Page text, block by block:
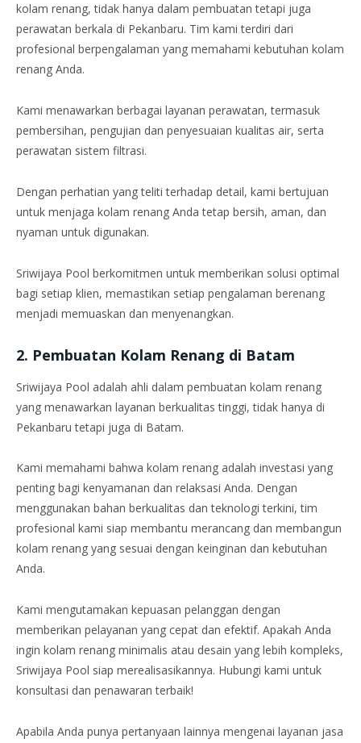
kolam renang, tidak hanya dalam pembuatan tetapi juga
perawatan berkala di Pekanbaru. Tim kami terdiri dari
profesional berpengalaman yang memahami kebutuhan kolam
renang Anda.
Kami menawarkan berbagai layanan perawatan, termasuk
pembersihan, pengujian dan penyesuaian kualitas air, serta
perawatan sistem filtrasi.
Dengan perhatian yang teliti terhadap detail, kami bertujuan
untuk menjaga kolam renang Anda tetap bersih, aman, dan
nyaman untuk digunakan.
Sriwijaya Pool berkomitmen untuk memberikan solusi optimal
bagi setiap klien, memastikan setiap pengalaman berenang
menjadi memuaskan dan menyenangkan.
2. Pembuatan Kolam Renang di Batam
Sriwijaya Pool adalah ahli dalam pembuatan kolam renang
yang menawarkan layanan berkualitas tinggi, tidak hanya di
Pekanbaru tetapi juga di Batam.
Kami memahami bahwa kolam renang adalah investasi yang
penting bagi kenyamanan dan relaksasi Anda. Dengan
menggunakan bahan berkualitas dan teknologi terkini, tim
profesional kami siap membantu merancang dan membangun
kolam renang yang sesuai dengan keinginan dan kebutuhan
Anda.
Kami mengutamakan kepuasan pelanggan dengan
memberikan pelayanan yang cepat dan efektif. Apakah Anda
ingin kolam renang minimalis atau desain yang lebih kompleks,
Sriwijaya Pool siap merealisasikannya. Hubungi kami untuk
konsultasi dan penawaran terbaik!
Apabila Anda punya pertanyaan lainnya mengenai layanan jasa